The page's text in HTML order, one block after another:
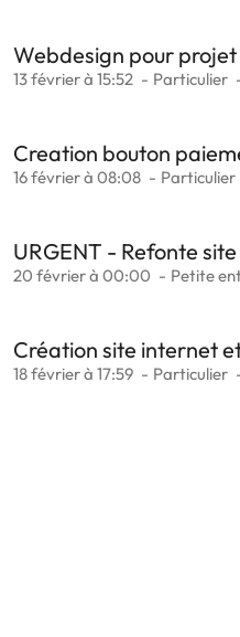
Webdesign pour
13 février à 15:52 Particulier
Creation bouton
16 février à 08:08 Particulier
URGENT - Refonte
20 février à 00:00 Petite
Création site internet
18 février à 17:59 Particulier